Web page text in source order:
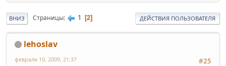
ВНИЗ Страницы 1 2 ДЕЙСТВИЯ ПОЛЬЗОВАТЕЛЯ
lehoslav
#25
февраля 10, 2009, 21:37